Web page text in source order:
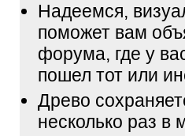
Надеемся,
поможет вам
форума, где у
пошел тот или
Древо
несколько раз в